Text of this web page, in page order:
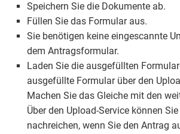
Speichern Sie die Dokumente ab.
Füllen Sie das Formular aus.
Sie benötigen keine eingescannte
dem Antragsformular.
Laden Sie die ausgefüllten
ausgefüllte Formular über den
Machen Sie das Gleiche mit den
Über den Upload-Service können
nachreichen, wenn Sie den Antrag